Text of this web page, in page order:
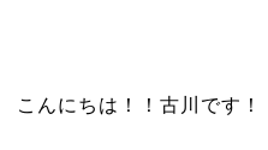
こんにちは！！古川です！